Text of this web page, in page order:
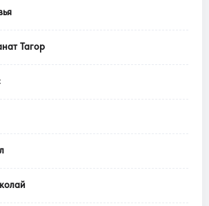
Тагор